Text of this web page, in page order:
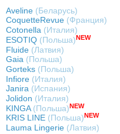
Aveline (Беларусь)
CoquetteRevue (Франция)
Cotonella (Италия)
ESOTIQ (Польша)NEW
Fluide (Латвия)
Gaia (Польша)
Gorteks (Польша)
Infiore (Италия)
Janira (Испания)
Jolidon (Италия)
KINGA (Польша)NEW
KRIS LINE (Польша) NEW
Lauma Lingerie (Латвия)